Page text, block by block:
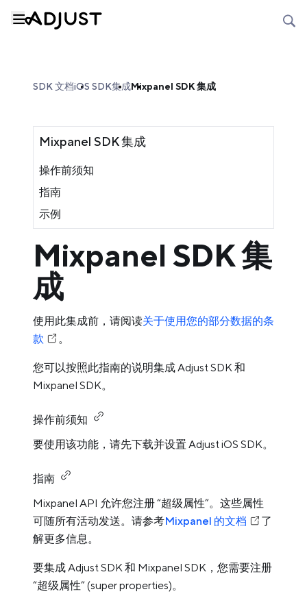
SDK 文档iOS SDK集成Mixpanel SDK 集成
Mixpanel SDK 集成
操作前须知
指南
示例
Mixpanel SDK 集
成
使用此集成前，请阅读关于使用您的部分数据的条
款
。
您可以按照此指南的说明集成 Adjust SDK 和
Mixpanel SDK。
操作前须知
要使用该功能，请先下载并设置 Adjust iOS SDK。
指南
Mixpanel API 允许您注册 “超级属性”。这些属性
可随所有活动发送。请参考Mixpanel 的文档
了
解更多信息。
要集成 Adjust SDK 和 Mixpanel SDK，您需要注册
“超级属性” (super properties)。